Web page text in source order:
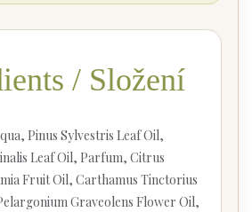
/ Složení
Pinus Sylvestris Leaf Oil,
Leaf Oil, Parfum, Citrus
Fruit Oil, Carthamus Tinctorius
Graveolens Flower Oil,